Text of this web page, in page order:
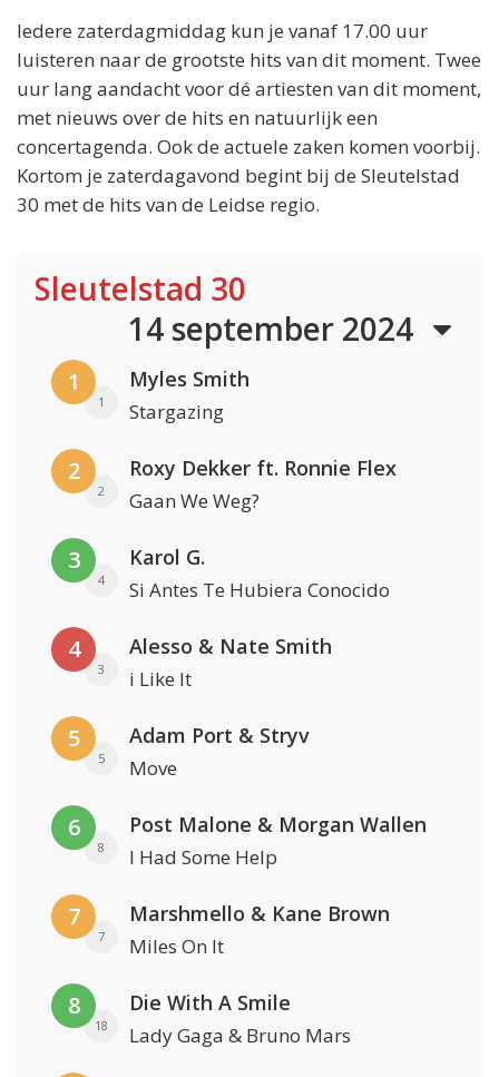
Iedere zaterdagmiddag kun je vanaf 17.00 uur
luisteren naar de grootste hits van dit moment. Twee
uur lang aandacht voor dé artiesten van dit moment,
met nieuws over de hits en natuurlijk een
concertagenda. Ook de actuele zaken komen voorbij.
Kortom je zaterdagavond begint bij de Sleutelstad
30 met de hits van de Leidse regio.
Sleutelstad 30
14 september 2024
1
1
Myles Smith
Stargazing
2
2
Roxy Dekker ft. Ronnie Flex
Gaan We Weg?
3
4
Karol G.
Si Antes Te Hubiera Conocido
4
3
Alesso & Nate Smith
i Like It
5
5
Adam Port & Stryv
Move
6
8
Post Malone & Morgan Wallen
I Had Some Help
7
7
Marshmello & Kane Brown
Miles On It
8
18
Die With A Smile
Lady Gaga & Bruno Mars